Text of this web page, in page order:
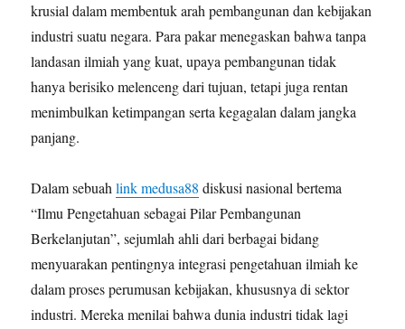
krusial dalam membentuk arah pembangunan dan kebijakan
industri suatu negara. Para pakar menegaskan bahwa tanpa
landasan ilmiah yang kuat, upaya pembangunan tidak
hanya berisiko melenceng dari tujuan, tetapi juga rentan
menimbulkan ketimpangan serta kegagalan dalam jangka
panjang.
Dalam sebuahlink medusa88 diskusi nasional bertema
“Ilmu Pengetahuan sebagai Pilar Pembangunan
Berkelanjutan”, sejumlah ahli dari berbagai bidang
menyuarakan pentingnya integrasi pengetahuan ilmiah ke
dalam proses perumusan kebijakan, khususnya di sektor
industri. Mereka menilai bahwa dunia industri tidak lagi